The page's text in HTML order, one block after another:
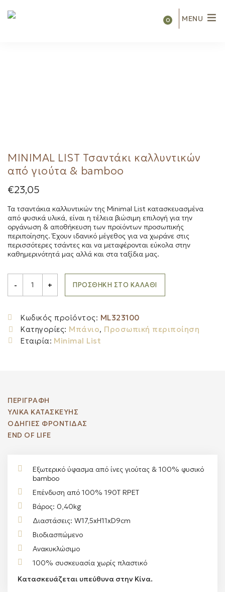
MENU
0
MINIMAL LIST Τσαντάκι καλλυντικών
από γιούτα & bamboo
€23,05
Τα τσαντάκια καλλυντικών της Minimal List κατασκευασμένα
από φυσικά υλικά, είναι η τέλεια βιώσιμη επιλογή για την
οργάνωση & αποθήκευση των προϊόντων προσωπικής
περιποίησης. Έχουν ιδανικό μέγεθος για να χωράνε στις
περισσότερες τσάντες και να μεταφέρονται εύκολα στην
καθημερινότητά μας αλλά και στα ταξίδια μας.
MINIMAL
LIST
γιούτα
&
bamboo
quantity
- + ΠΡΟΣΘΉΚΗ ΣΤΟ ΚΑΛΆΘΙ
Κωδικός προϊόντος: ML323100
Κατηγορίες: Μπάνιο, Προσωπική περιποίηση
Εταιρία: Minimal List
ΠΕΡΙΓΡΑΦΉ
ΥΛΙΚΑ ΚΑΤΑΣΚΕΥΗΣ
ΟΔΗΓΙΕΣ ΦΡΟΝΤΙΔΑΣ
END OF LIFE
Εξωτερικό ύφασμα από ίνες γιούτας & 100% φυσικό
bamboo
Επένδυση από 100% 190Τ RPET
Βάρος: 0,40kg
Διαστάσεις: W17,5xΗ11xD9cm
Bιοδιασπώμενο
Aνακυκλώσιμο
100% συσκευασία χωρίς πλαστικό
Κατασκευάζεται υπεύθυνα στην Κίνα.